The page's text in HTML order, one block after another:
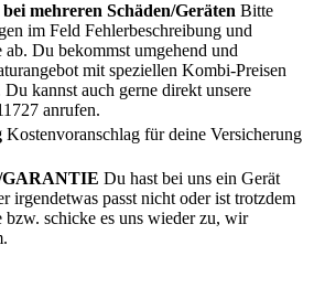
mehreren Schäden/Geräten Bitte
im Feld Fehlerbeschreibung und
Du bekommst umgehend und
mit speziellen Kombi-Preisen
Du kannst auch gerne direkt unsere
anrufen.
Kostenvoranschlag für deine Versicherung
Du hast bei uns ein Gerät
irgendetwas passt nicht oder ist trotzdem
bzw. schicke es uns wieder zu, wir